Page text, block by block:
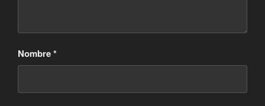
Nombre*